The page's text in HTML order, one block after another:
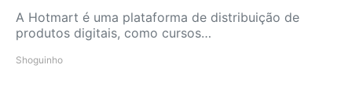
A Hotmart é uma plataforma de distribuição de
produtos digitais, como cursos…
Shoguinho